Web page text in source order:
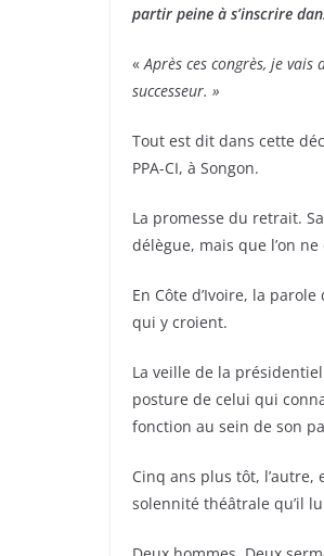
partir peine à s’inscrire
« Après ces congrès, je
successeur. »
Tout est dit dans cette
PPA-CI, à Songon.
La promesse du retrait.
délègue, mais que l’on
En Côte d’Ivoire, la
qui y croient.
La veille de la
posture de celui qui
fonction au sein de son
Cinq ans plus tôt,
solennité théâtrale qu’il